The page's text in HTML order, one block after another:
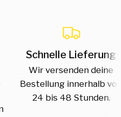
Schnelle Lieferung
Wir versenden deine
Bestellung innerhalb
24 bis 48 Stunden.